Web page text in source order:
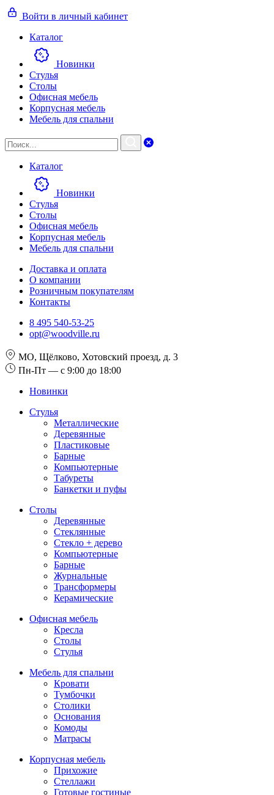
Войти в личный кабинет
Каталог
Новинки
Стулья
Столы
Офисная мебель
Корпусная мебель
Мебель для спальни
Каталог
Новинки
Стулья
Столы
Офисная мебель
Корпусная мебель
Мебель для спальни
Доставка и оплата
О компании
Розничным покупателям
Контакты
8 495 540-53-25
opt@woodville.ru
МО, Щёлково, Хотовский проезд, д. 3
Пн-Пт — с 9:00 до 18:00
Новинки
Стулья
Металлические
Деревянные
Пластиковые
Барные
Компьютерные
Табуреты
Банкетки и пуфы
Столы
Деревянные
Стеклянные
Стекло + дерево
Компьютерные
Барные
Журнальные
Трансформеры
Керамические
Офисная мебель
Кресла
Столы
Стулья
Мебель для спальни
Кровати
Тумбочки
Столики
Основания
Комоды
Матрасы
Корпусная мебель
Прихожие
Стеллажи
Готовые гостиные